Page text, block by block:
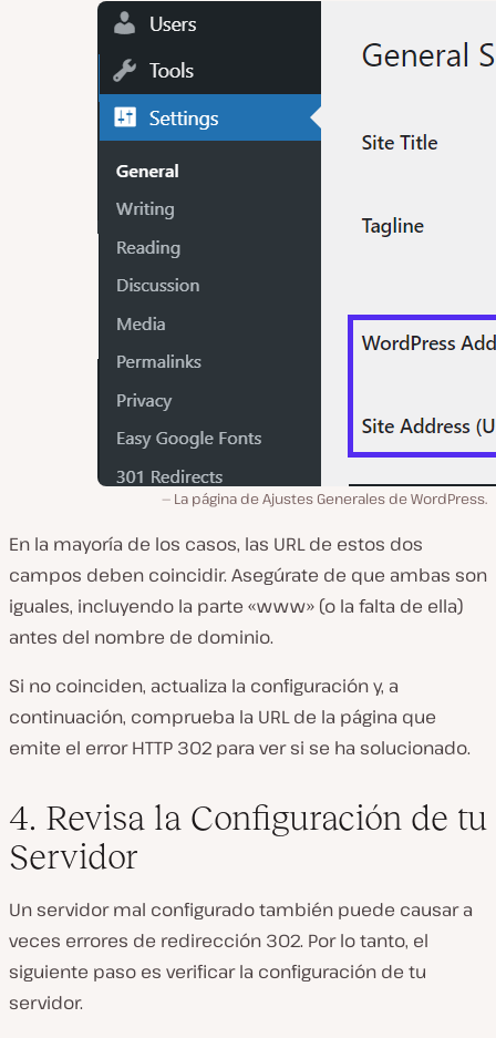
La página de Ajustes Generales de WordPress.
En la mayoría de los casos, las URL de estos dos
campos deben coincidir. Asegúrate de que ambas son
iguales, incluyendo la parte «www» (o la falta de ella)
antes del nombre de dominio.
Si no coinciden, actualiza la configuración y, a
continuación, comprueba la URL de la página que
emite el error HTTP 302 para ver si se ha solucionado.
4. Revisa la Configuración de tu
Servidor
Un servidor mal configurado también puede causar a
veces errores de redirección 302. Por lo tanto, el
siguiente paso es verificar la configuración de tu
servidor.